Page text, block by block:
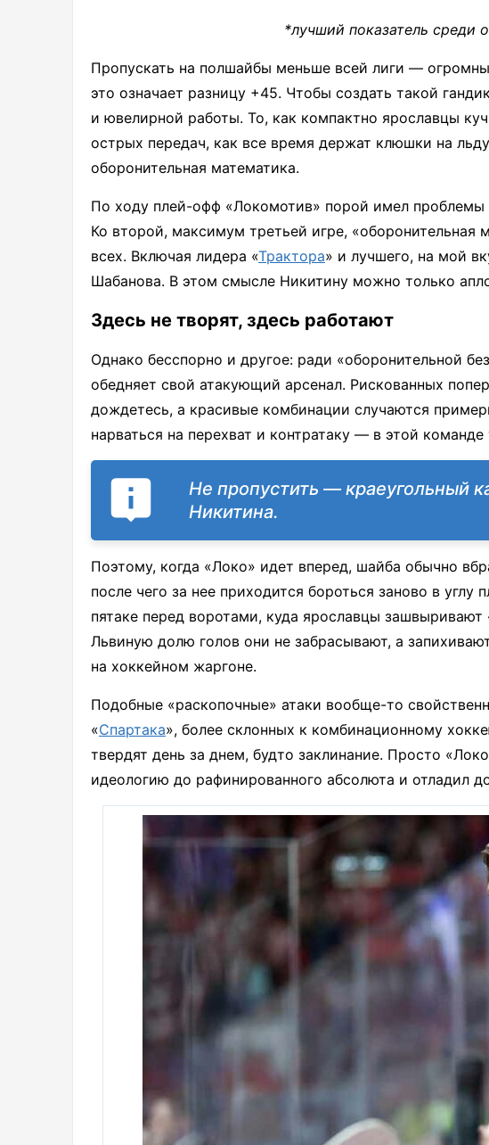
*лучший показатель среди
Пропускать на полшайбы меньше всей лиги —
это означает разницу +45. Чтобы создать такой
и ювелирной работы. То, как компактно ярославцы
острых передач, как все время держат клюшки на
оборонительная математика.
По ходу плей-офф «Локомотив» порой имел проблемы
Ко второй, максимум третьей игре, «оборонительная
всех. Включая лидера «Трактора» и лучшего, на мой
Шабанова. В этом смысле Никитину можно только
Здесь не творят, здесь работают
Однако бесспорно и другое: ради «оборонительной
обедняет свой атакующий арсенал. Рискованных
дождетесь, а красивые комбинации случаются
нарваться на перехват и контратаку — в этой
Не пропустить — краеугольный
Никитина.
Поэтому, когда «Локо» идет вперед, шайба обычно
после чего за нее приходится бороться заново в
пятаке перед воротами, куда ярославцы
Львиную долю голов они не забрасывают, а
на хоккейном жаргоне.
Подобные «раскопочные» атаки вообще-то
«Спартака», более склонных к комбинационному
твердят день за днем, будто заклинание. Просто
идеологию до рафинированного абсолюта и отладил